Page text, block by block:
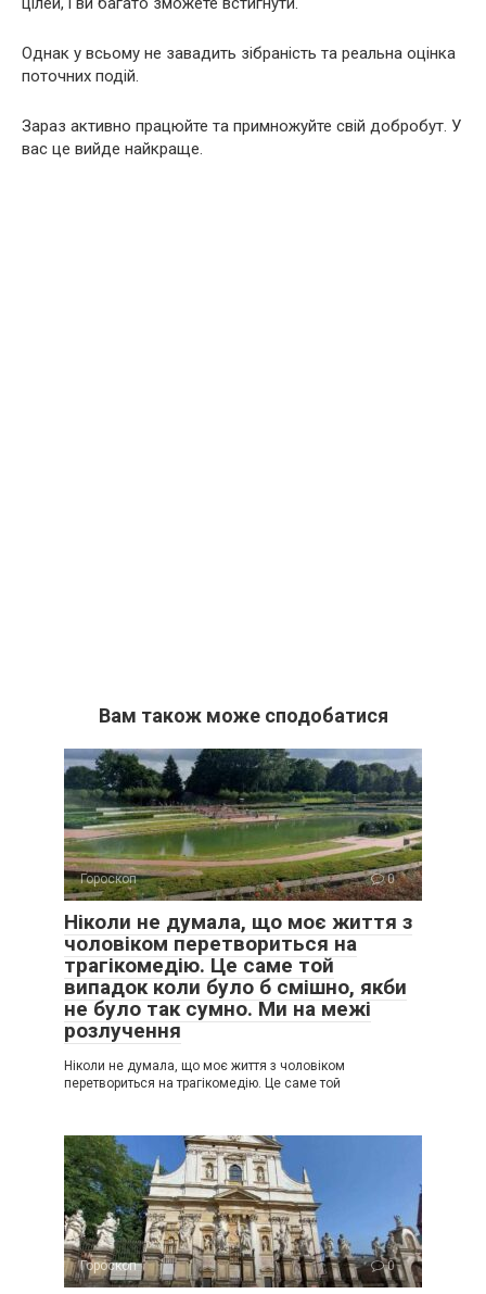
Однак у всьому не завадить зібраність та реальна оцінка
поточних подій.
Зараз активно працюйте та примножуйте свій добробут. У
вас це вийде найкраще.
Вам також може сподобатися
Гороскоп 0
Ніколи не думала, що моє життя з
чоловіком перетвориться на
трагікомедію. Це саме той
випадок коли було б смішно, якби
не було так сумно. Ми на межі
розлучення
Ніколи не думала, що моє життя з чоловіком
перетвориться на трагікомедію. Це саме той
Гороскоп 0